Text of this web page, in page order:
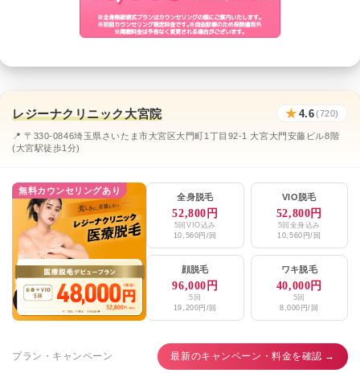
レジーナクリニック大宮院 ★ 4.6(720)
📍 〒330-0846埼玉県さいたま市大宮区大門町1丁目92-1 大宮大門安藤ビル8階
(大宮駅徒歩1分)
無料カウンセリングあり
全身脱毛
52,800円
5回VIO込み
10,560円/回
VIO脱毛
52,800円
5回全身込み
10,560円/回
顔脱毛
96,000円
5回
19,200円/回
ワキ脱毛
40,000円
5回
8,000円/回
プラン・キャンペーン 最新のキャンペーン・料金を確認 →